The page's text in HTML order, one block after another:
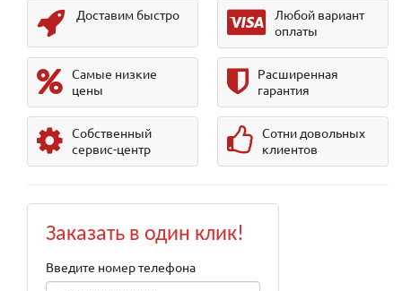
Доставим быстро
Любой вариант
оплаты
Самые низкие
цены
Расширенная
гарантия
Собственный
сервис-центр
Сотни довольных
клиентов
Заказать в один клик!
Введите номер телефона